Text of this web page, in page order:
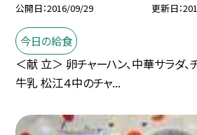
公開日 2016/09/29 更新日
今日の給食
＜献 立＞ 卵チャーハン、中華サラダ、
牛乳 松江４中のチャ...